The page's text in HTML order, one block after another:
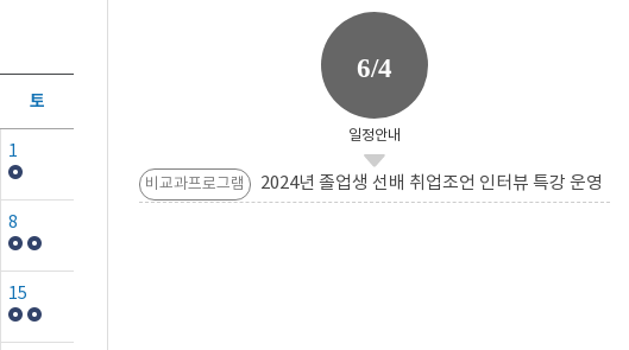
토
1
8
15
6/4
일정안내
비교과프로그램 2024년 졸업생 선배 취업조언 인터뷰 특강 운영